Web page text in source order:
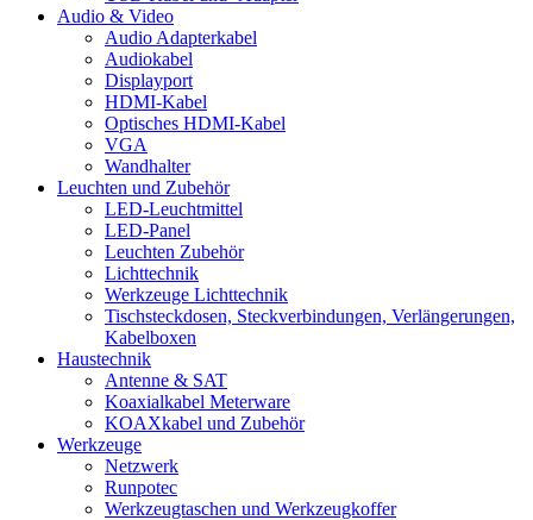
Audio & Video
Audio Adapterkabel
Audiokabel
Displayport
HDMI-Kabel
Optisches HDMI-Kabel
VGA
Wandhalter
Leuchten und Zubehör
LED-Leuchtmittel
LED-Panel
Leuchten Zubehör
Lichttechnik
Werkzeuge Lichttechnik
Tischsteckdosen, Steckverbindungen, Verlängerungen,
Kabelboxen
Haustechnik
Antenne & SAT
Koaxialkabel Meterware
KOAXkabel und Zubehör
Werkzeuge
Netzwerk
Runpotec
Werkzeugtaschen und Werkzeugkoffer